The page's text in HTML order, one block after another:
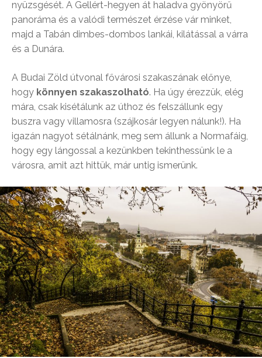
nyüzsgését. A Gellért-hegyen át haladva gyönyörű
panoráma és a valódi természet érzése vár minket,
majd a Tabán dimbes-dombos lankái, kilátással a várra
és a Dunára.
A Budai Zöld útvonal fővárosi szakaszának előnye,
hogy könnyen szakaszolható. Ha úgy érezzük, elég
mára, csak kisétálunk az úthoz és felszállunk egy
buszra vagy villamosra (szájkosár legyen nálunk!). Ha
igazán nagyot sétálnánk, meg sem állunk a Normafáig,
hogy egy lángossal a kezünkben tekinthessünk le a
városra, amit azt hittük, már untig ismerünk.